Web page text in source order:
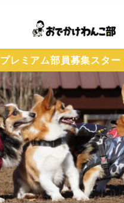
プレミアム部員募集スター